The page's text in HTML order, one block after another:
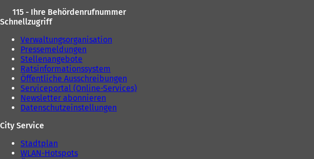
115 - Ihre Behördenrufnummer
Schnellzugriff
Verwaltungsorganisation
Pressemeldungen
Stellenangebote
Ratsinformationssystem
Öffentliche Ausschreibungen
Serviceportal (Online-Services)
Newsletter abonnieren
Datenschutzeinstellungen
City Service
Stadtplan
WLAN-Hotspots